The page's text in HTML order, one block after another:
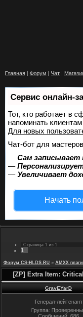
Главная | Форум | Чат |
Сервис онлайн-
Тот, кто работает в
напоминать
Для новых
Чат-бот для
— Сам записывает
—
— Увеличивает
Начать
Страница 1 из 1
1
Форум CS-HLDS.RU » AMXX
[ZP] Extra Item:
GravEYarD
Генерал-лейтенант
Группа: